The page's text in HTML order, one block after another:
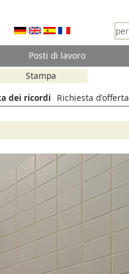
Posti di lavoro
Stampa
Richiesta d'offerta
dei ricordi